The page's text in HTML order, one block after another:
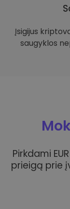
Įsigijus
saugyklos
Pirkdami
prieigą prie